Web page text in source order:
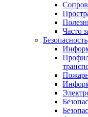
Часто
Безопасность